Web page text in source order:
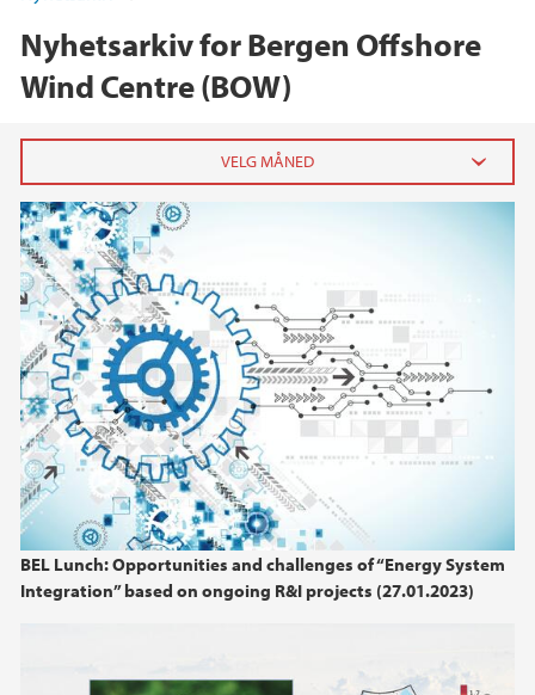
Nyhetsarkiv for Bergen Offshore
Wind Centre (BOW)
BEL Lunch: Opportunities and challenges of “Energy System
Integration” based on ongoing R&I projects (27.01.2023)
oktober (1)
september (1)
mai (1)
april (1)
mars (1)
februar (1)
januar (1)
2023
2022